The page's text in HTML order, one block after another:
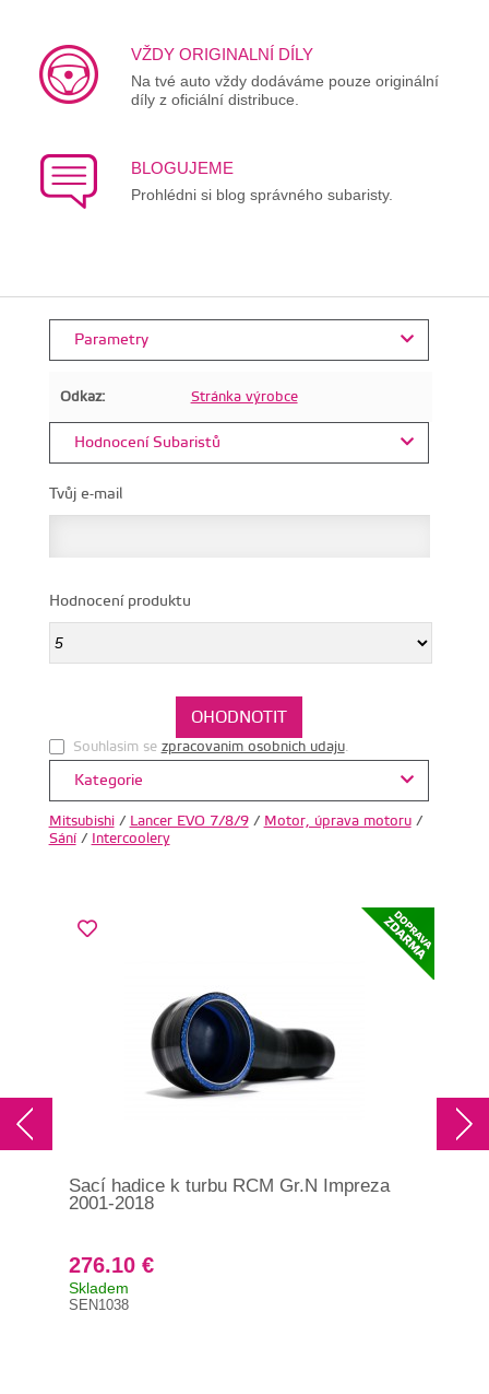
VŽDY ORIGINALNÍ DÍLY
Na tvé auto vždy dodáváme pouze originální
díly z oficiální distribuce.
BLOGUJEME
Prohlédni si blog správného subaristy.
Parametry
Odkaz: Stránka výrobce
Hodnocení Subaristů
Tvůj e-mail
Hodnocení produktu
Souhlasim se zpracovanim osobnich udaju.
Kategorie
Mitsubishi/ Lancer EVO 7/8/9/ Motor, úprava motoru/
Sání/ Intercoolery
Sací hadice k turbu RCM Gr.N Impreza
2001-2018
276.10 €
Skladem
SEN1038